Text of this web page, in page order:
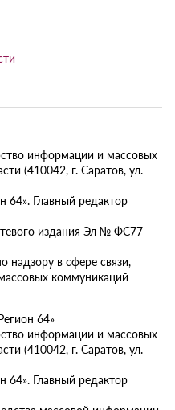
информации и массовых
(410042, г. Саратов, ул.
Главный редактор
издания Эл № ФС77-
в сфере связи,
коммуникаций
64»
информации и массовых
(410042, г. Саратов, ул.
Главный редактор